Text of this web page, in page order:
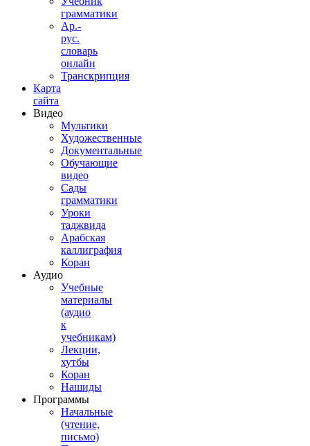
грамматики
Ар.-
рус.
словарь
онлайн
Транскрипция
Карта
сайта
Видео
Мультики
Художественные
Документальные
Обучающие
видео
Сады
грамматики
Уроки
таджвида
Арабская
каллиграфия
Коран
Аудио
Учебные
материалы
(аудио
к
учебникам)
Лекции,
хутбы
Коран
Нашиды
Программы
Начальные
(чтение,
письмо)